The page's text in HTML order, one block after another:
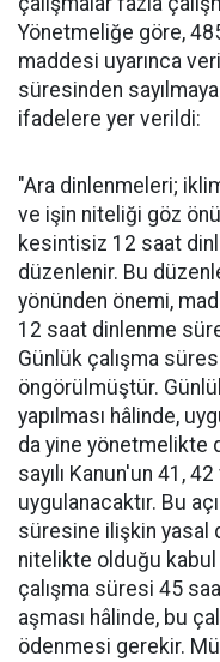
Yönetmeliğe göre,
maddesi uyarınca
süresinden
ifadelere yer verildi:
"Ara dinlenmeleri;
ve işin niteliği göz
kesintisiz 12 saat
düzenlenir. Bu
yönünden önemi,
12 saat dinlenme
Günlük çalışma
öngörülmüştür.
yapılması hâlinde,
da yine yönetmelikte
sayılı Kanun'un 41,
uygulanacaktır. Bu
süresine ilişkin yasal
nitelikte olduğu
çalışma süresi 45
aşması hâlinde, bu
ödenmesi gerekir.